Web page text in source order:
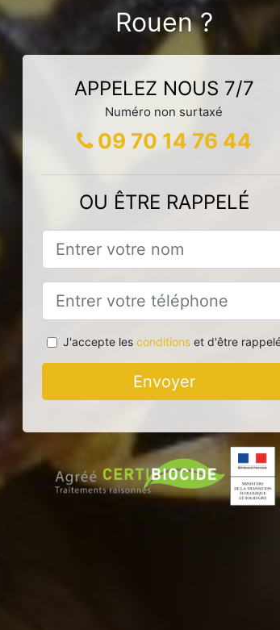
Rouen ?
APPELEZ NOUS 7/7
Numéro non surtaxé
09 70 14 76 44
OU ÊTRE RAPPELÉ
J'accepte les conditionset d'être
Envoyer